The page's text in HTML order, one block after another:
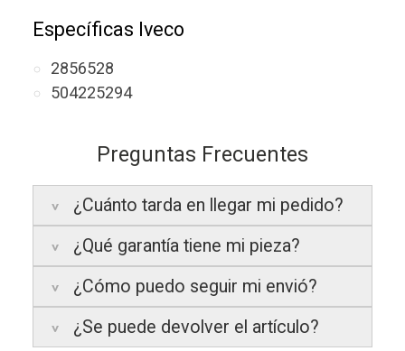
Específicas Iveco
2856528
504225294
Preguntas Frecuentes
¿Cuánto tarda en llegar mi pedido?
Península:Entregamos en un plazo
estimado de24 a 48 horas laborables, si
realizas tu pedido antes de las 17:00 h
Islas Baleares:El tiempo estimado de
entrega es de48 a 72 horas laborables.
¿Qué garantía tiene mi pieza?
La garantía varía según el tipo de producto:
3 años de garantía: Para productos
¿Cómo puedo seguir mi envió?
Te enviaremos un correo electrónico con la
¿Se puede devolver el artículo?